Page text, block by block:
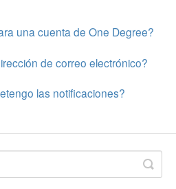
profesionales
y editar
una cuenta de One Degree?
de correo electrónico?
las notificaciones?